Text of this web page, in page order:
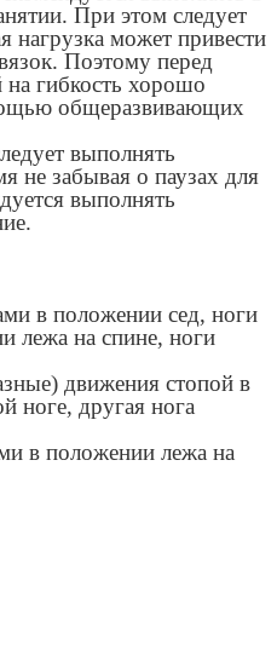
При этом следует
нагрузка может привести
Поэтому перед
гибкость хорошо
общеразвивающих
выполнять
не забывая о паузах для
выполнять
в положении сед, ноги
лежа на спине, ноги
движения стопой в
ноге, другая нога
в положении лежа на